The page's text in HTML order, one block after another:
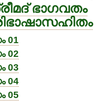
ഭാഗവതം
01
02
03
04
05